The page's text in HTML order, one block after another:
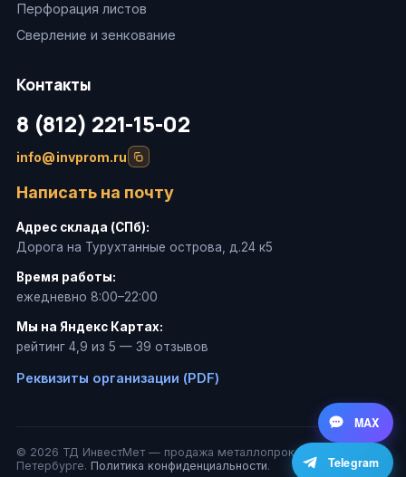
Перфорация листов
Сверление и зенкование
Контакты
8 (812) 221-15-02
info@invprom.ru
Написать на почту
Адрес склада (СПб):
Дорога на Турухтанные острова, д.24 к5
Время работы:
ежедневно 8:00–22:00
Мы на Яндекс Картах:
рейтинг 4,9 из 5 — 39 отзывов
Реквизиты организации (PDF)
© 2026 ТД ИнвестМет — продажа металлопроката в Санкт-
Петербурге. Политика конфиденциальности.
MAX
Telegram